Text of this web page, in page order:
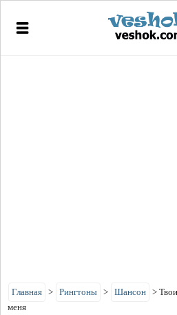
Главная > Рингтоны > Шансон >
меня